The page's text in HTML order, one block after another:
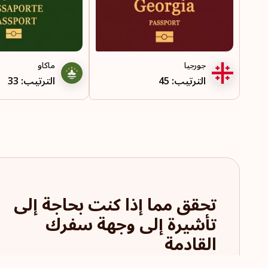
جورجيا
الترتيب: 45
ماكاو
الترتيب: 33
تحقق مما إذا كنت بحاجة إلى
تأشيرة إلى وجهة سفرك
القادمة